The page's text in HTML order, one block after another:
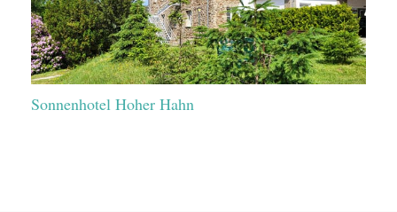
Sonnenhotel Hoher Hahn